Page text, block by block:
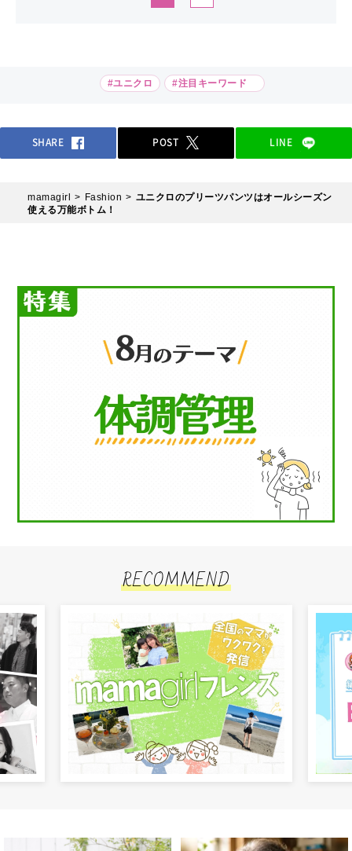
#ユニクロ #注目キーワード
SHARE POST LINE
mamagirl Fashion
ユニクロのプリーツパンツはオールシーズン
使える万能ボトム！
RECOMMEND